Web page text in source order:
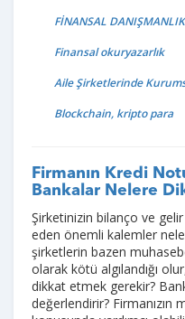
FİNANSAL DANIŞMANLIK
Finansal okuryazarlık
Aile Şirketlerinde
Blockchain, kripto para
Firmanın Kredi
Bankalar Nelere
Şirketinizin bilanço ve
eden önemli kalemler
şirketlerin bazen
olarak kötü algılandığı
dikkat etmek gerekir?
değerlendirir?